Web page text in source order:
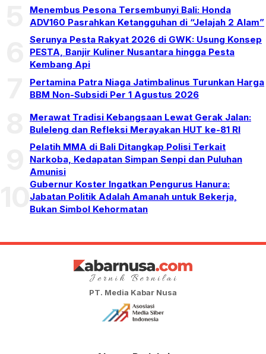
Menembus Pesona Tersembunyi Bali: Honda
ADV160 Pasrahkan Ketangguhan di “Jelajah 2 Alam”
Serunya Pesta Rakyat 2026 di GWK: Usung Konsep
PESTA, Banjir Kuliner Nusantara hingga Pesta
Kembang Api
Pertamina Patra Niaga Jatimbalinus Turunkan Harga
BBM Non-Subsidi Per 1 Agustus 2026
Merawat Tradisi Kebangsaan Lewat Gerak Jalan:
Buleleng dan Refleksi Merayakan HUT ke-81 RI
Pelatih MMA di Bali Ditangkap Polisi Terkait
Narkoba, Kedapatan Simpan Senpi dan Puluhan
Amunisi
Gubernur Koster Ingatkan Pengurus Hanura:
Jabatan Politik Adalah Amanah untuk Bekerja,
Bukan Simbol Kehormatan
PT. Media Kabar Nusa